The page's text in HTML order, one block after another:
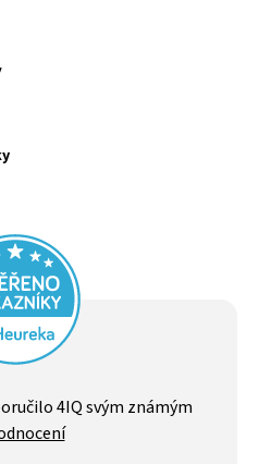
hodnocení
obchodu
je
4IQ svým známým